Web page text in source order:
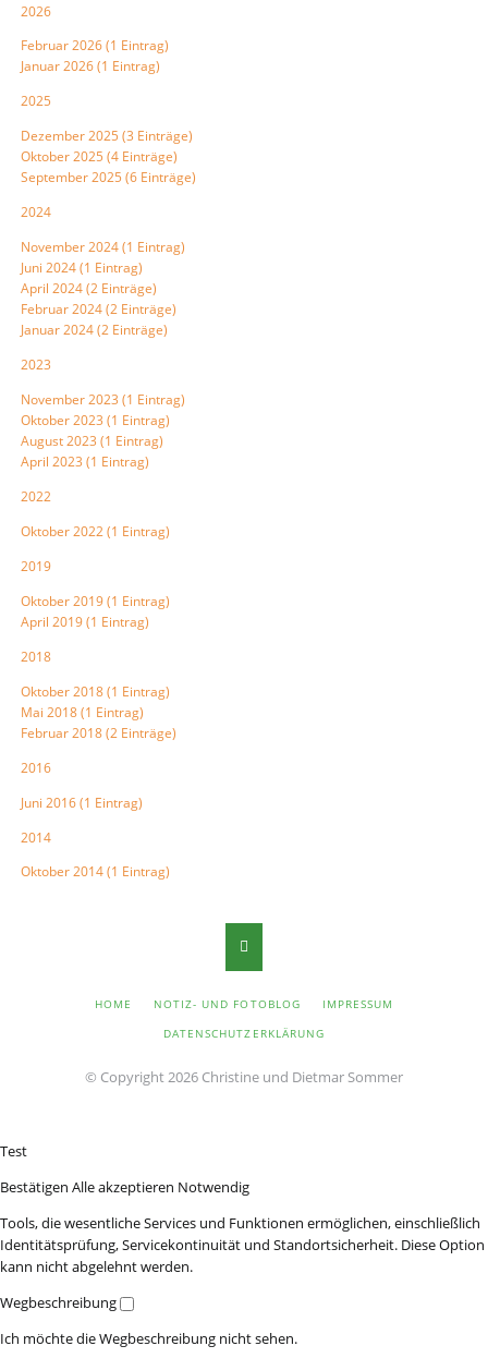
2026
Februar 2026 (1 Eintrag)
Januar 2026 (1 Eintrag)
2025
Dezember 2025 (3 Einträge)
Oktober 2025 (4 Einträge)
September 2025 (6 Einträge)
2024
November 2024 (1 Eintrag)
Juni 2024 (1 Eintrag)
April 2024 (2 Einträge)
Februar 2024 (2 Einträge)
Januar 2024 (2 Einträge)
2023
November 2023 (1 Eintrag)
Oktober 2023 (1 Eintrag)
August 2023 (1 Eintrag)
April 2023 (1 Eintrag)
2022
Oktober 2022 (1 Eintrag)
2019
Oktober 2019 (1 Eintrag)
April 2019 (1 Eintrag)
2018
Oktober 2018 (1 Eintrag)
Mai 2018 (1 Eintrag)
Februar 2018 (2 Einträge)
2016
Juni 2016 (1 Eintrag)
2014
Oktober 2014 (1 Eintrag)
NAVIGATION
HOME NOTIZ- UND FOTOBLOG
IMPRESSUM
DATENSCHUTZERKLÄRUNG
© Copyright 2026 Christine und Dietmar Sommer
Test
Bestätigen Alle akzeptieren Notwendig
Tools, die wesentliche Services und Funktionen ermöglichen, einschließlich
Identitätsprüfung, Servicekontinuität und Standortsicherheit. Diese Option
kann nicht abgelehnt werden.
Wegbeschreibung
Ich möchte die Wegbeschreibung nicht sehen.